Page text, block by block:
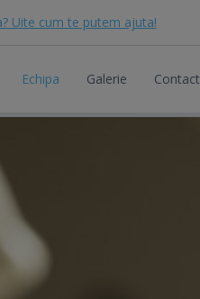
Uite cum te putem ajuta!
Echipa Galerie Contact